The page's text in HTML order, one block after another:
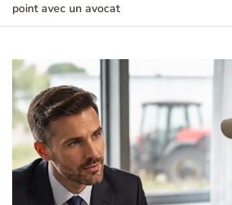
point avec un avocat